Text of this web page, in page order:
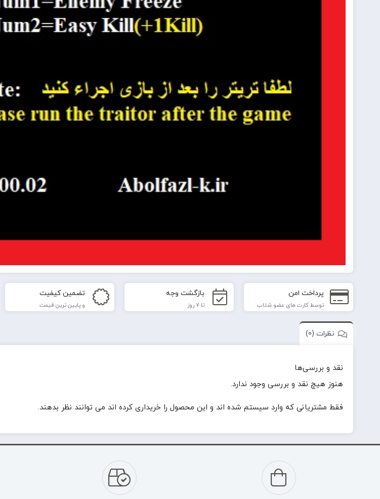
پرداخت امن
توسط کارت های عضو شتاب
بازگشت وجه
تا 7 روز
تضمین کیفیت
و پایین ترین قیمت
نظرات (0)
نقد و بررسی‌ها
هنوز هیچ نقد و بررسی وجود ندارد.
فقط مشتریانی که وارد سیستم شده اند و این محصول را خریداری کرده اند می توانند نظر بدهند.